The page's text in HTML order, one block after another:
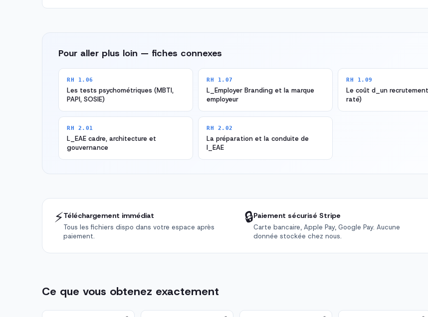
Pour aller plus loin — fiches connexes
RH 1.06
Les tests psychométriques (MBTI,
PAPI, SOSIE)
RH 1.07
L_Employer Branding et la marque
employeur
RH 1.09
Le coût d_un
raté)
RH 2.01
L_EAE cadre, architecture et
gouvernance
RH 2.02
La préparation et la conduite de
l_EAE
⚡Téléchargement immédiat
Tous les fichiers dispo dans votre espace après
paiement.
🔒Paiement sécurisé Stripe
Carte bancaire, Apple Pay, Google Pay. Aucune
donnée stockée chez nous.
Ce que vous obtenez exactement